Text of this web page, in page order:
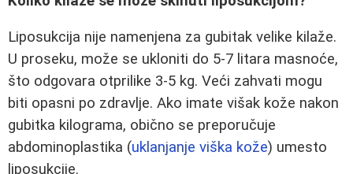
Liposukcija nije namenjena za gubitak velike kilaže.
U proseku, može se ukloniti do 5-7 litara masnoće,
što odgovara otprilike 3-5 kg. Veći zahvati mogu
biti opasni po zdravlje. Ako imate višak kože nakon
gubitka kilograma, obično se preporučuje
abdominoplastika (uklanjanje viška kože) umesto
liposukcije.